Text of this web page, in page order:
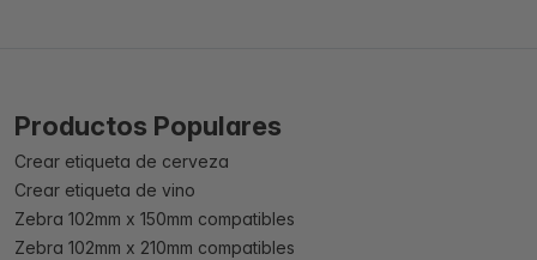
Productos Populares
Crear etiqueta de cerveza
Crear etiqueta de vino
Zebra 102mm x 150mm compatibles
Zebra 102mm x 210mm compatibles